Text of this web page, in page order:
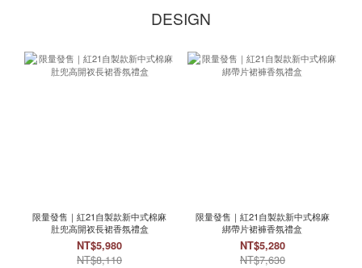
DESIGN
限量發售｜紅21自製款新中式棉麻
肚兜高開衩長裙香氛禮盒
NT$5,980
NT$8,110
限量發售｜紅21自製款新中式棉麻
綁帶片裙褲香氛禮盒
NT$5,280
NT$7,630